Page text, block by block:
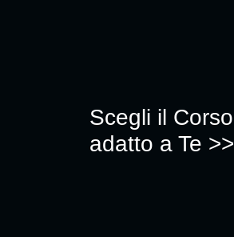
Scegli il
adatto a Te